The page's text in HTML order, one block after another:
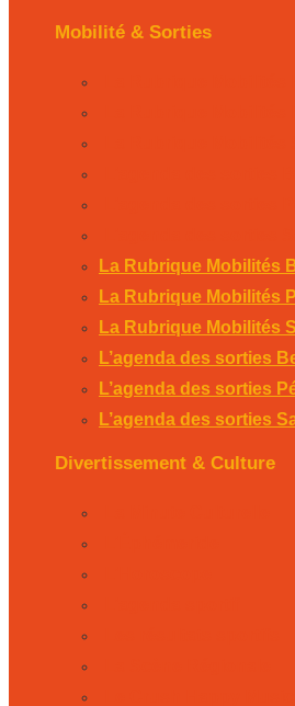
Mobilité & Sorties
La Rubrique Mobilités
La Rubrique Mobilités
La Rubrique Mobilités
L’agenda des sorties
L’agenda des sorties
L’agenda des sorties
Divertissement & Culture